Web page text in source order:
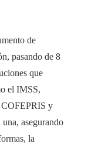
de
pasando de 8
que
el IMSS,
y
asegurando
la